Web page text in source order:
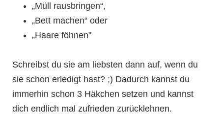
„Müll rausbringen“,
„Bett machen“ oder
„Haare föhnen"
Schreibst du sie am liebsten dann auf, wenn du
sie schon erledigt hast? ;) Dadurch kannst du
immerhin schon 3 Häkchen setzen und kannst
dich endlich mal zufrieden zurücklehnen.